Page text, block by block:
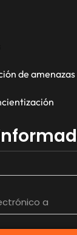
de amenazas